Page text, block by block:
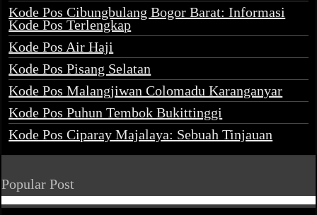
Kode Pos Cibungbulang Bogor Barat: Informasi
Kode Pos Terlengkap
Kode Pos Air Haji
Kode Pos Pisang Selatan
Kode Pos Malangjiwan Colomadu Karanganyar
Kode Pos Puhun Tembok Bukittinggi
Kode Pos Ciparay Majalaya: Sebuah Tinjauan
Popular Post